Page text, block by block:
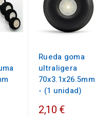
Rueda goma
ultraligera
70x3.1x26.5mm
- (1 unidad)
2,10 €